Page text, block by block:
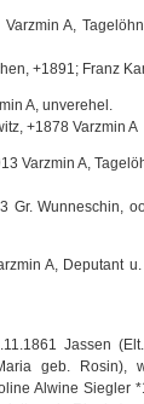
A,
+1891; Franz
A, unverehel.
+1878 Varzmin A
Varzmin A,
Gr. Wunneschin,
A, Deputant
Jassen
geb. Rosin),
Alwine Siegler